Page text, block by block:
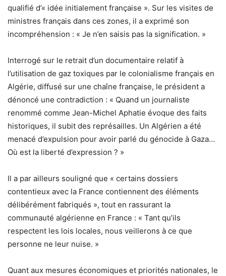
qualifié d’« idée initialement française ». Sur les visites de
ministres français dans ces zones, il a exprimé son
incompréhension : « Je n’en saisis pas la signification. »
Interrogé sur le retrait d’un documentaire relatif à
l’utilisation de gaz toxiques par le colonialisme français en
Algérie, diffusé sur une chaîne française, le président a
dénoncé une contradiction : « Quand un journaliste
renommé comme Jean-Michel Aphatie évoque des faits
historiques, il subit des représailles. Un Algérien a été
menacé d’expulsion pour avoir parlé du génocide à Gaza…
Où est la liberté d’expression ? »
Il a par ailleurs souligné que « certains dossiers
contentieux avec la France contiennent des éléments
délibérément fabriqués », tout en rassurant la
communauté algérienne en France : « Tant qu’ils
respectent les lois locales, nous veillerons à ce que
personne ne leur nuise. »
Quant aux mesures économiques et priorités nationales, le